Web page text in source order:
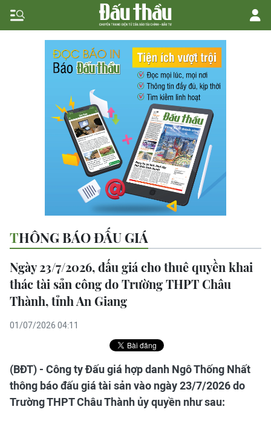
THÔNG BÁO ĐẤU GIÁ
Ngày 23/7/2026, đấu giá cho thuê quyền khai
thác tài sản công do Trường THPT Châu
Thành, tỉnh An Giang
01/07/2026 04:11
(BĐT) - Công ty Đấu giá hợp danh Ngô Thống Nhất
thông báo đấu giá tài sản vào ngày 23/7/2026 do
Trường THPT Châu Thành ủy quyền như sau: